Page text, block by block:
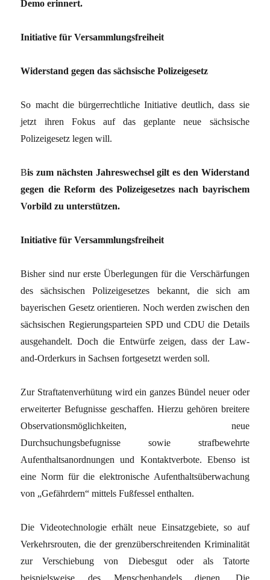
Demo erinnert.
Initiative für Versammlungsfreiheit
Widerstand gegen das sächsische Polizeigesetz
So macht die bürgerrechtliche Initiative deutlich, dass sie
jetzt ihren Fokus auf das geplante neue sächsische
Polizeigesetz legen will.
Bis zum nächsten Jahreswechsel gilt es den Widerstand
gegen die Reform des Polizeigesetzes nach bayrischem
Vorbild zu unterstützen.
Initiative für Versammlungsfreiheit
Bisher sind nur erste Überlegungen für die Verschärfungen
des sächsischen Polizeigesetzes bekannt, die sich am
bayerischen Gesetz orientieren. Noch werden zwischen den
sächsischen Regierungsparteien SPD und CDU die Details
ausgehandelt. Doch die Entwürfe zeigen, dass der Law-
and-Orderkurs in Sachsen fortgesetzt werden soll.
Zur Straftatenverhütung wird ein ganzes Bündel neuer oder
erweiterter Befugnisse geschaffen. Hierzu gehören breitere
Observationsmöglichkeiten, neue
Durchsuchungsbefugnisse sowie strafbewehrte
Aufenthaltsanordnungen und Kontaktverbote. Ebenso ist
eine Norm für die elektronische Aufenthaltsüberwachung
von „Gefährdern“ mittels Fußfessel enthalten.
Die Videotechnologie erhält neue Einsatzgebiete, so auf
Verkehrsrouten, die der grenzüberschreitenden Kriminalität
zur Verschiebung von Diebesgut oder als Tatorte
beispielsweise des Menschenhandels dienen. Die